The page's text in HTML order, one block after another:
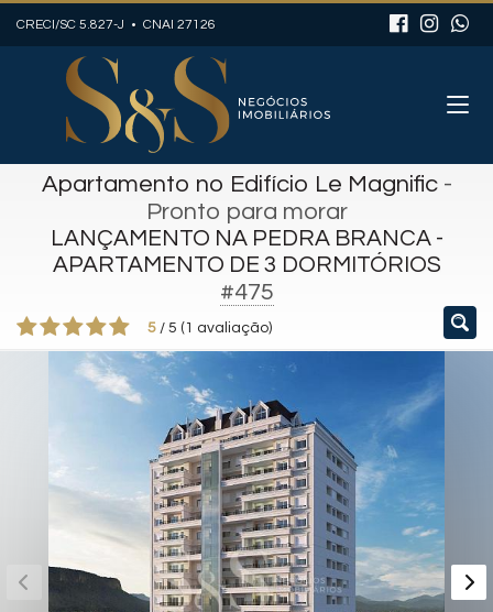
CRECI/SC 5.827-J • CNAI 27126
Apartamento no Edifício Le Magnific-
Pronto para morar
LANÇAMENTO NA PEDRA BRANCA -
APARTAMENTO DE 3 DORMITÓRIOS
#475
5 / 5 ( 1 avaliação)